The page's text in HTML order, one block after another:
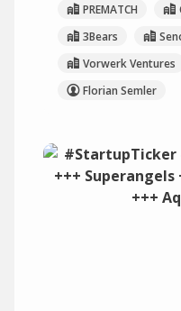
PREMATCH
3Bears
Vorwerk Ventures
Florian Semler